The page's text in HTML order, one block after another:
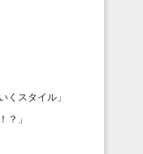
くスタイル 」
？ 」